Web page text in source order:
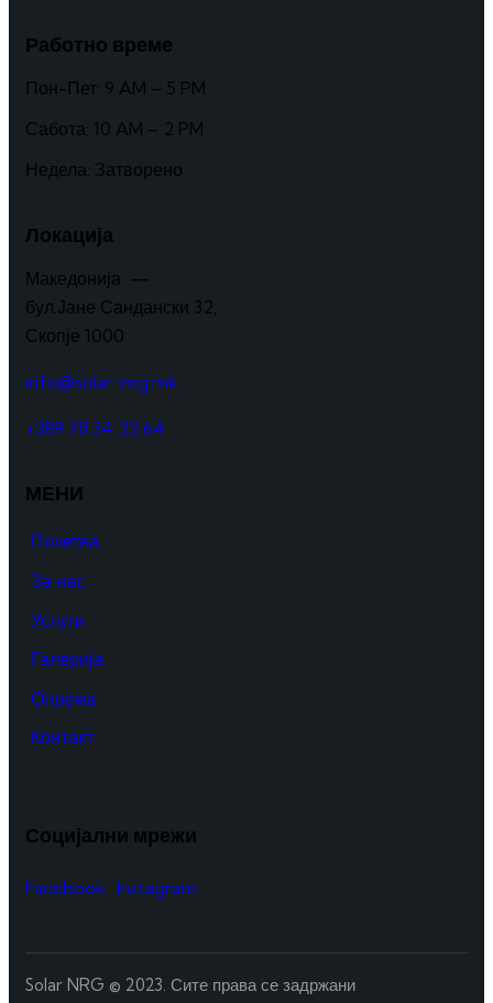
Работно време
Пон-Пет: 9 AM – 5 PM
Сабота: 10 AM – 2 PM
Недела: Затворено
Локација
Македонија —
бул.Јане Сандански 32,
Скопје 1000
info@solar-nrg.mk
+389 78 34 22 64
МЕНИ
Почетна
За нас
Услуги
Галерија
Опрема
Контакт
Социјални мрежи
Facebook Instagram
Solar NRG © 2023. Сите права се задржани